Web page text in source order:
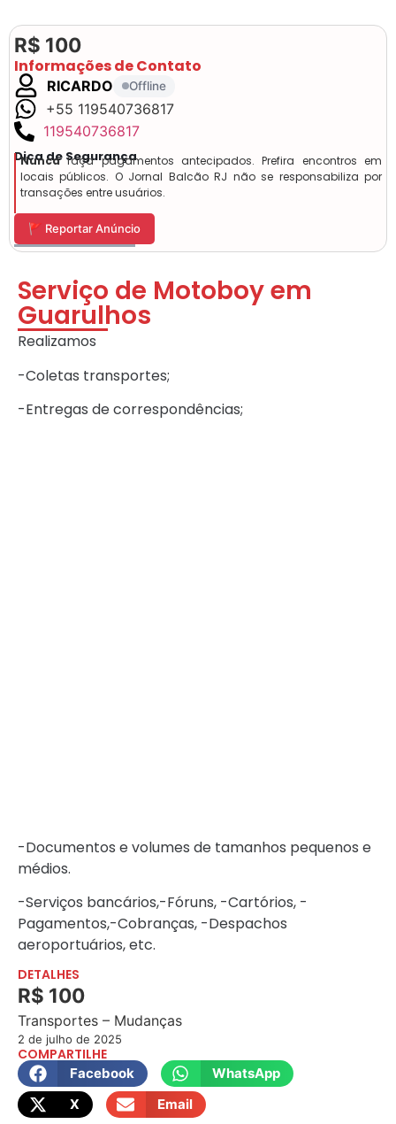
R$ 100
Informações de Contato
RICARDO Offline
+55 119540736817
119540736817
Dica de Segurança
Nuncafaça pagamentos antecipados. Prefira encontros em
locais públicos. O Jornal Balcão RJ não se responsabiliza por
transações entre usuários.
🚩 Reportar Anúncio
Serviço de Motoboy em
Guarulhos
Realizamos
-Coletas transportes;
-Entregas de correspondências;
-Documentos e volumes de tamanhos pequenos e
médios.
-Serviços bancários,-Fóruns, -Cartórios, -
Pagamentos,-Cobranças, -Despachos
aeroportuários, etc.
DETALHES
R$ 100
Transportes – Mudanças
2 de julho de 2025
COMPARTILHE
Facebook
WhatsApp
X
Email